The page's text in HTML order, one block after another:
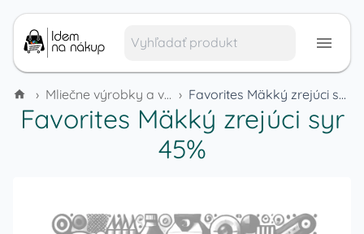
› Mliečne výrobky a vajcia › Favorites Mäkký zrejúci syr 45%
Favorites Mäkký zrejúci syr
45%